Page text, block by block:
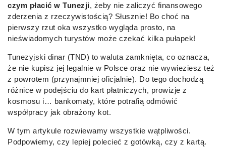
czym płacić w Tunezji, żeby nie zaliczyć finansowego
zderzenia z rzeczywistością? Słusznie! Bo choć na
pierwszy rzut oka wszystko wygląda prosto, na
nieświadomych turystów może czekać kilka pułapek!
Tunezyjski dinar (TND) to waluta zamknięta, co oznacza,
że nie kupisz jej legalnie w Polsce oraz nie wywieziesz też
z powrotem (przynajmniej oficjalnie). Do tego dochodzą
różnice w podejściu do kart płatniczych, prowizje z
kosmosu i… bankomaty, które potrafią odmówić
współpracy jak obrażony kot.
W tym artykule rozwiewamy wszystkie wątpliwości.
Podpowiemy, czy lepiej polecieć z gotówką, czy z kartą.